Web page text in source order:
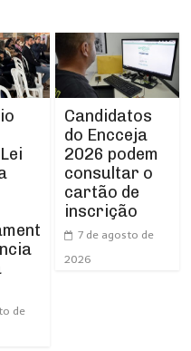
de
Candidatos
do Encceja
2026 podem
consultar o
cartão de
inscrição
7 de agosto de
2026